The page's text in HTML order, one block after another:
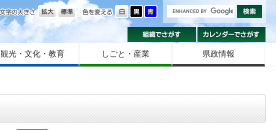
色を変える
文字の大きさ
組織でさがす
観光・文化・教育 しごと・産業 県政情報